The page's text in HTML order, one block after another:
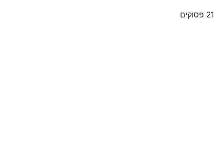
21 פסוקים